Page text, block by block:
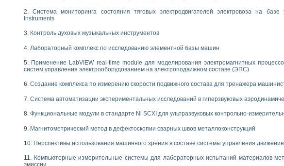
газовых пузырьков по данным эхолокационного зондирования с применением
тиристорным электроприводом
стенда для исследования плазменных процессов синтеза нанопорошков
дифракционные датчики малых перемещений и колебаний
и развития дефектов в растущем монокристалле карбида кремния на основе акустической
механических свойств материалов в наношкале
металлообрабатывающих станков
процессов получения дисперсных продуктов на основе виртуальных приборов
зрения для контроля образцов
обучающих информационных систем и тренажеров для персонала химических
Система мониторинга состояния тяговых электродвигателей электровоза на базе
Instruments
Контроль духовых музыкальных инструментов
Лабораторный комплекс по исследованию элементной базы машин
Применение LabVIEW real-time module для моделирования электромагнитных
систем управления электрооборудованием на электроподвижном составе (ЭПС)
Создание комплекса по измерению скорости подвижного состава для тренажера
Система автоматизации экспериментальных исследований в гиперзвуковых
Функциональные модули в стандарте Nl SCXI для ультразвуковых контрольно-
Магнитометрический метод в дефектоскопии сварных швов металлоконструкций
Перспективы использования машинного зрения в составе системы управления
Компьютерные измерительные системы для лабораторных испытаний материалов